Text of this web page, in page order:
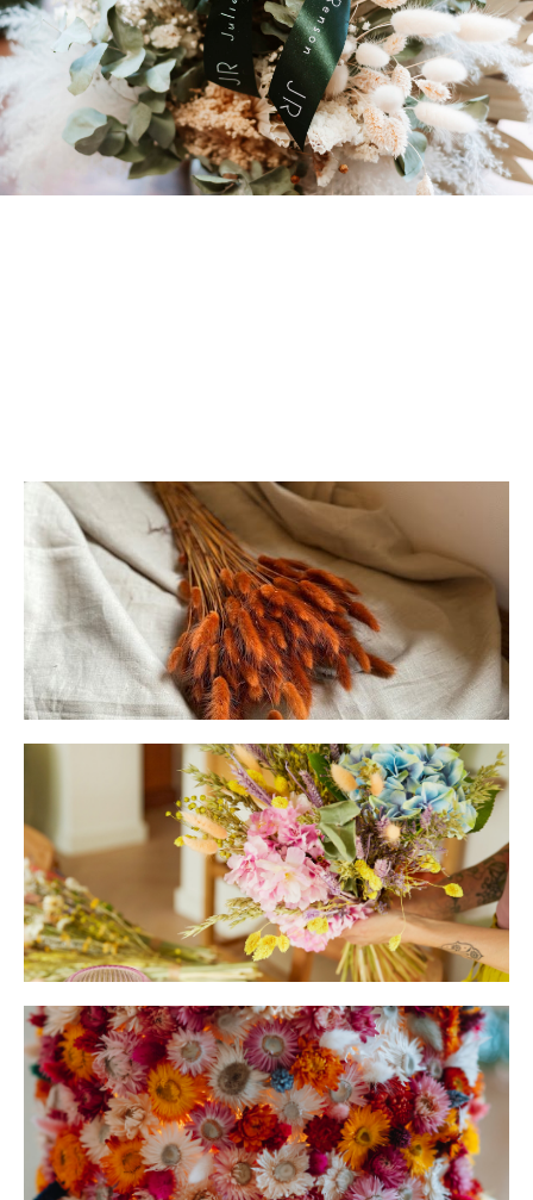
Commandez la création qui racontera votre
histoire.
Botte
Bouquet